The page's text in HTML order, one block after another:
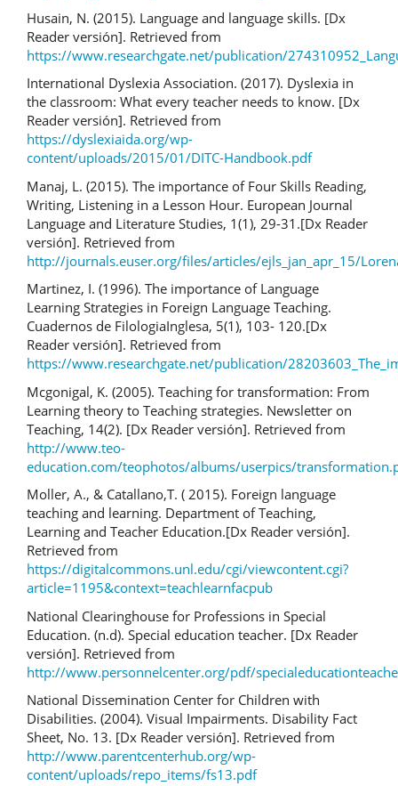
Husain, N. (2015). Language and language skills. [Dx
Reader versión]. Retrieved from
https://www.researchgate.net/publication/
International Dyslexia Association. (2017). Dyslexia in
the classroom: What every teacher needs to know. [Dx
Reader versión]. Retrieved from
https://dyslexiaida.org/wp-
content/uploads/2015/01/DITC-Handbook.pdf
Manaj, L. (2015). The importance of Four Skills Reading,
Writing, Listening in a Lesson Hour. European Journal
Language and Literature Studies, 1(1), 29-31.[Dx Reader
versión]. Retrieved from
http://journals.euser.org/files/articles/ejls_jan_apr_15/
Martinez, I. (1996). The importance of Language
Learning Strategies in Foreign Language Teaching.
Cuadernos de FilologiaInglesa, 5(1), 103- 120.[Dx
Reader versión]. Retrieved from
https://www.researchgate.net/publication/
Mcgonigal, K. (2005). Teaching for transformation: From
Learning theory to Teaching strategies. Newsletter on
Teaching, 14(2). [Dx Reader versión]. Retrieved from
http://www.teo-
education.com/teophotos/albums/userpics/
Moller, A., & Catallano,T. ( 2015). Foreign language
teaching and learning. Department of Teaching,
Learning and Teacher Education.[Dx Reader versión].
Retrieved from
https://digitalcommons.unl.edu/cgi/viewcontent.cgi?
article=1195&context=teachlearnfacpub
National Clearinghouse for Professions in Special
Education. (n.d). Special education teacher. [Dx Reader
versión]. Retrieved from
http://www.personnelcenter.org/pdf/
National Dissemination Center for Children with
Disabilities. (2004). Visual Impairments. Disability Fact
Sheet, No. 13. [Dx Reader versión]. Retrieved from
http://www.parentcenterhub.org/wp-
content/uploads/repo_items/fs13.pdf